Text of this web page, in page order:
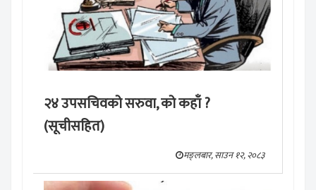
२४ उपसचिवको सरुवा, को कहाँ ?
(सूचीसहित)
मङ्लबार, साउन १२, २०८३